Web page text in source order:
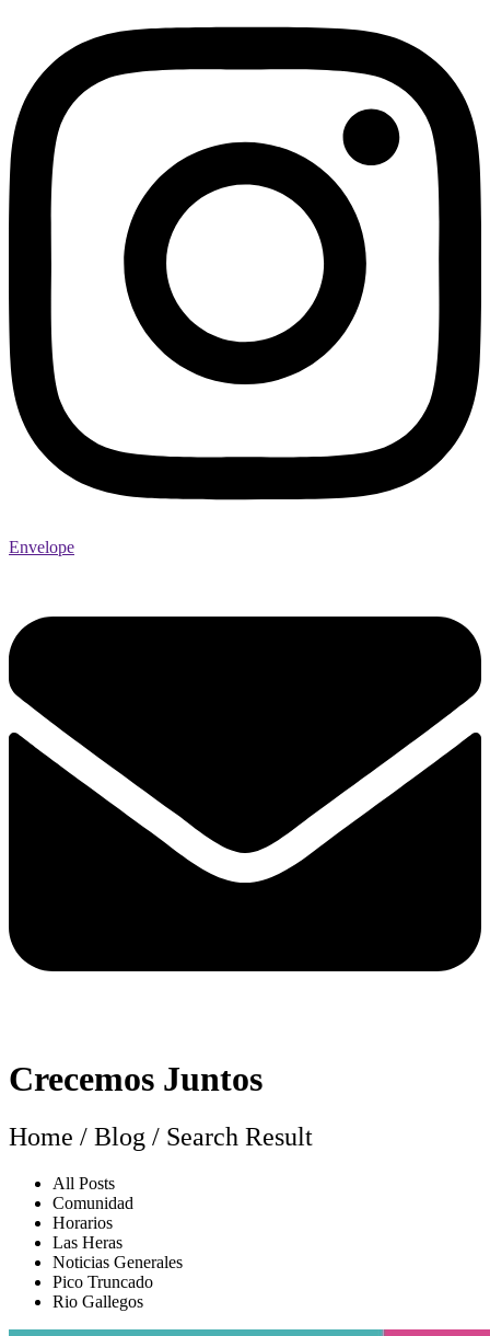
Envelope
Crecemos Juntos
Home / Blog / Search Result
All Posts
Comunidad
Horarios
Las Heras
Noticias Generales
Pico Truncado
Rio Gallegos